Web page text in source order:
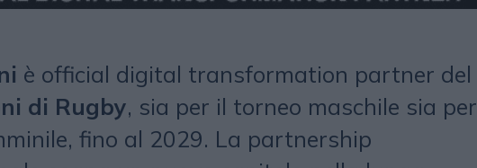
è official digital transformation partner del
di Rugby, sia per il torneo maschile sia per
fino al 2029. La partnership